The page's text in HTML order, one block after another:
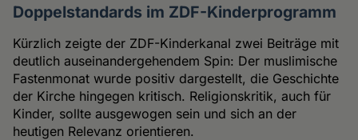
Doppelstandards im ZDF-Kinderprogramm
Kürzlich zeigte der ZDF-Kinderkanal zwei Beiträge mit
deutlich auseinandergehendem Spin: Der muslimische
Fastenmonat wurde positiv dargestellt, die Geschichte
der Kirche hingegen kritisch. Religionskritik, auch für
Kinder, sollte ausgewogen sein und sich an der
heutigen Relevanz orientieren.